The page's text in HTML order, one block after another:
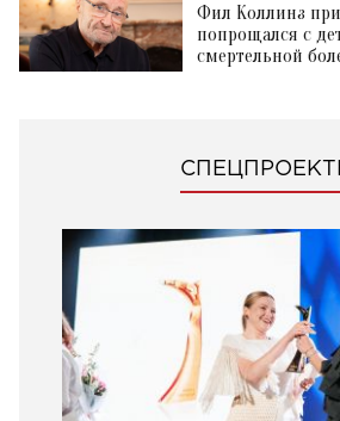
Фил Коллинз
попрощался с
смертельной